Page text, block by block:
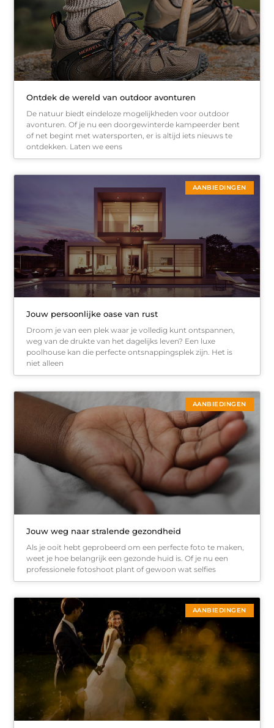
Ontdek de wereld van outdoor avonturen
De natuur biedt eindeloze mogelijkheden voor outdoor
avonturen. Of je nu een doorgewinterde kampeerder bent
of net begint met watersporten, er is altijd iets nieuws te
ontdekken. Laten we eens
AANBIEDINGEN
Jouw persoonlijke oase van rust
Droom je van een plek waar je volledig kunt ontspannen,
weg van de drukte van het dagelijks leven? Een luxe
poolhouse kan die perfecte ontsnappingsplek zijn. Het is
niet alleen
AANBIEDINGEN
Jouw weg naar stralende gezondheid
Als je ooit hebt geprobeerd om een perfecte foto te maken,
weet je hoe belangrijk een gezonde huid is. Of je nu een
professionele fotoshoot plant of gewoon wat selfies
AANBIEDINGEN